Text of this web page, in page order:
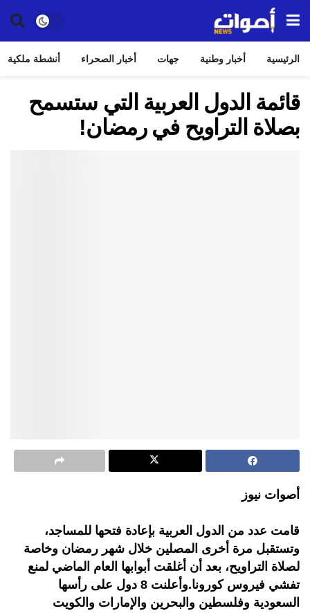
الرئيسية أخبار وطنية جهات أخبار الصحراء أنشطة ملكية
قائمة الدول العربية التي ستسمح
بصلاة التراويح في رمضان!
أصوات نيوز
قامت عدد من الدول العربية بإعادة فتحها للمساجد،
وتستقبل مرة أخرى المصلين خلال شهر رمضان وخاصة
لصلاة التراويح، بعد أن أغلقت أبوابها العام الماضي لمنع
تفشي فيروس كورونا.وأعلنت 8 دول على رأسها
السعودية وفلسطين والبحرين والإمارات والكويت